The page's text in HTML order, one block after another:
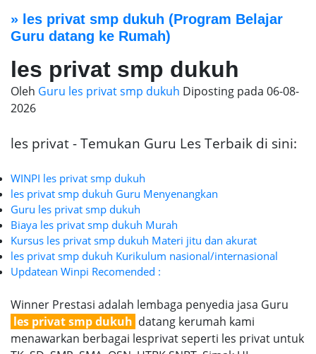
» les privat smp dukuh (Program Belajar
Guru datang ke Rumah)
les privat smp dukuh
Oleh Guru les privat smp dukuh Diposting pada 06-08-
2026
les privat - Temukan Guru Les Terbaik di sini:
WINPI les privat smp dukuh
les privat smp dukuh Guru Menyenangkan
Guru les privat smp dukuh
Biaya les privat smp dukuh Murah
Kursus les privat smp dukuh Materi jitu dan akurat
les privat smp dukuh Kurikulum nasional/internasional
Updatean Winpi Recomended :
Winner Prestasi adalah lembaga penyedia jasa Guru
les privat smp dukuh datang kerumah kami
menawarkan berbagai lesprivat seperti les privat untuk